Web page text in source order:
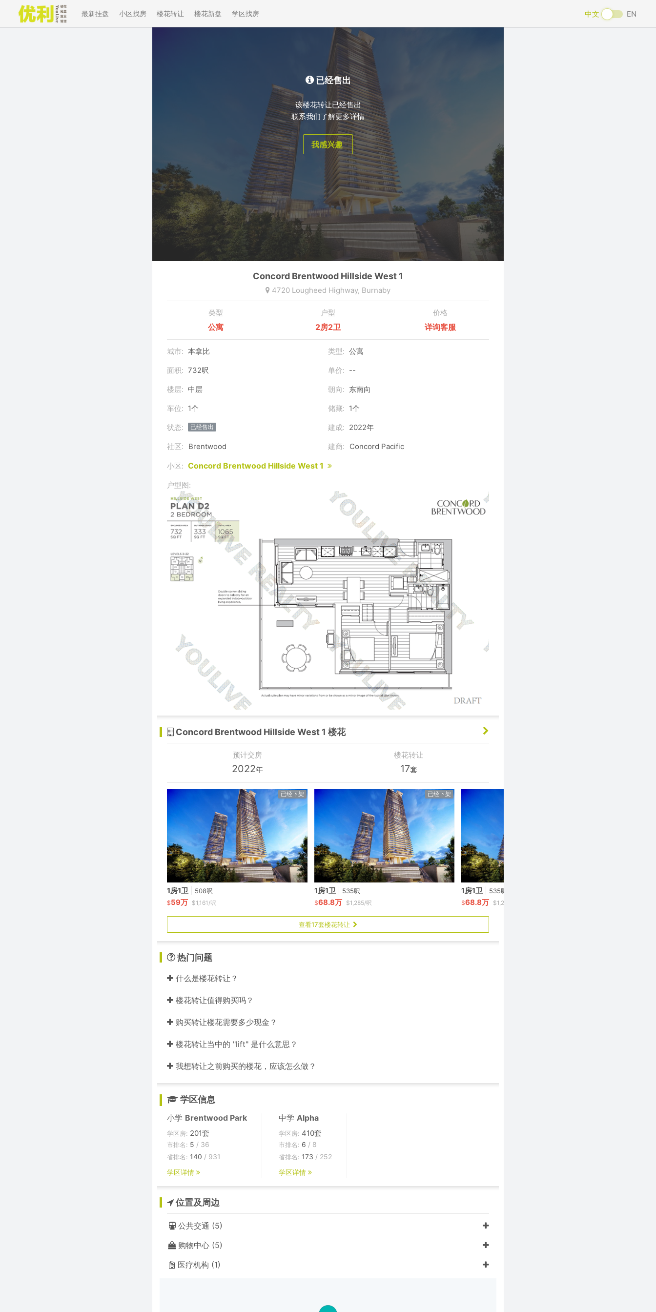
最新挂盘 小区找房 楼花转让 楼花新盘 学区找房 中文 EN
已经售出
该楼花转让已经售出
联系我们了解更多详情
我感兴趣
Concord Brentwood Hillside West 1
4720 Lougheed Highway, Burnaby
类型
公寓
户型
2房2卫
价格
详询客服
城市: 本拿比 类型: 公寓
面积: 732呎 单价: --
楼层: 中层 朝向: 东南向
车位: 1个 储藏: 1个
状态: 已经售出 建成: 2022年
社区: Brentwood 建商: Concord Pacific
小区: Concord Brentwood Hillside West 1
户型图:
Concord Brentwood Hillside West 1 楼花
预计交房
2022年
楼花转让
17套
已经下架
1房1卫 508呎
$59万 $1,161/呎
已经下架
1房1卫 535呎
$68.8万 $1,285/呎
1房1卫 535呎
$68.8万 $1,285/呎
查看17套楼花转让
热门问题
什么是楼花转让？
楼花转让值得购买吗？
购买转让楼花需要多少现金？
楼花转让当中的 "lift" 是什么意思？
我想转让之前购买的楼花，应该怎么做？
学区信息
小学 Brentwood Park
学区房: 201套
市排名: 5 / 36
省排名: 140 / 931
学区详情
中学 Alpha
学区房: 410套
市排名: 6 / 8
省排名: 173 / 252
学区详情
位置及周边
公共交通 (5)
购物中心 (5)
医疗机构 (1)